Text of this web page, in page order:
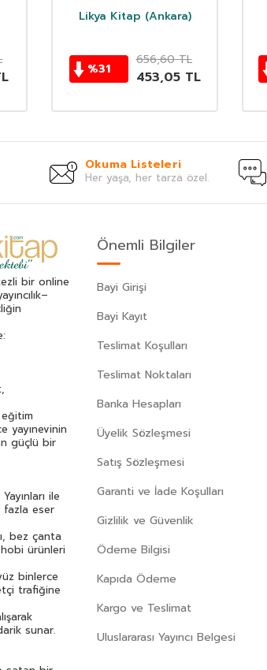
Likya Kitap (Ankara)
%31
656,60TL
453,05TL
Okuma Listeleri
Her yaşa, her tarza özel.
bir online
yayınevinin
güçlü bir
ile
fazla eser
bez çanta
ürünleri
binlerce
trafiğine
sunar.
Önemli Bilgiler
Bayi Girişi
Bayi Kayıt
Teslimat Koşulları
Teslimat Noktaları
Banka Hesapları
Üyelik Sözleşmesi
Satış Sözleşmesi
Garanti ve İade Koşulları
Gizlilik ve Güvenlik
Ödeme Bilgisi
Kapıda Ödeme
Kargo ve Teslimat
Uluslararası Yayıncı Belgesi